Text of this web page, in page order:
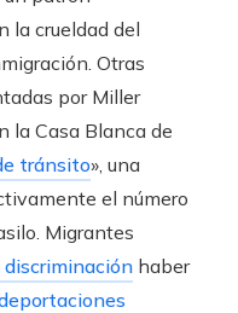
la crueldad del
Otras
por Miller
la Casa Blanca de
tránsito», una
el número
Migrantes
haber